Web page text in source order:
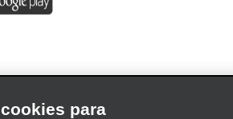
para